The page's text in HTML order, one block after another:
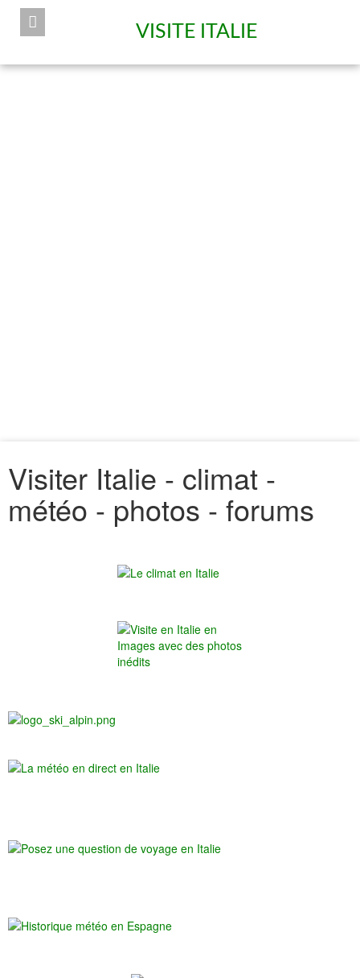
VISITE ITALIE
Visiter Italie - climat -
météo - photos - forums